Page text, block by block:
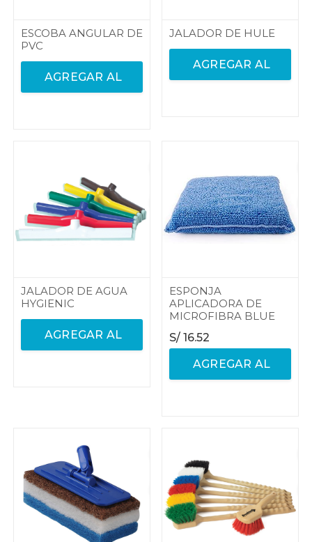
ESCOBA ANGULAR DE
PVC
AGREGAR AL
JALADOR DE HULE
AGREGAR AL
JALADOR DE AGUA
HYGIENIC
AGREGAR AL
ESPONJA
APLICADORA DE
MICROFIBRA BLUE
S/ 16.52
AGREGAR AL